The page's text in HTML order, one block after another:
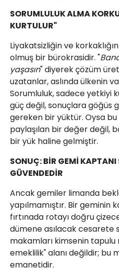
​SORUMLULUK ALMA
KURTULUR"
​Liyakatsizliğin ve
olmuş bir bürokrasidir. "
yaşasın" diyerek çözüm
uzatanlar, aslında ülkenin
Sorumluluk, sadece yetkiyi
güç değil, sonuçlara göğüs
gereken bir yüktür. Oysa
paylaşılan bir değer değil,
bir yük haline gelmiştir.
​SONUÇ: BİR GEMİ
GÜVENDEDİR
​Ancak gemiler limanda
yapılmamıştır. Bir geminin
fırtınada rotayı doğru
dümene asılacak cesarete
makamları kimsenin tapulu
emeklilik" alanı değildir; bu
emanetidir.